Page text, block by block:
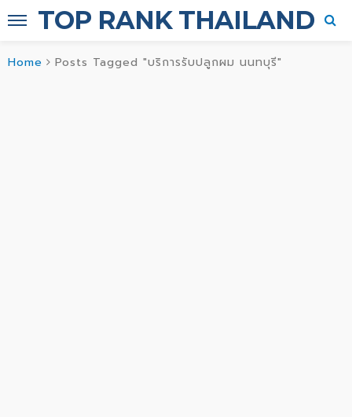
TOP RANK THAILAND
Home Posts Tagged "บริการรับปลูกผม นนทบุรี"